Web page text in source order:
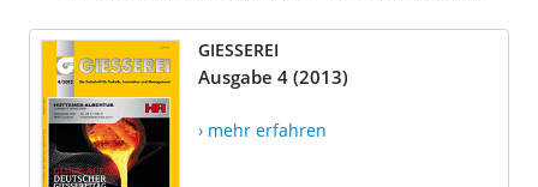
GIESSEREI
Ausgabe 4 (2013)
› mehr erfahren